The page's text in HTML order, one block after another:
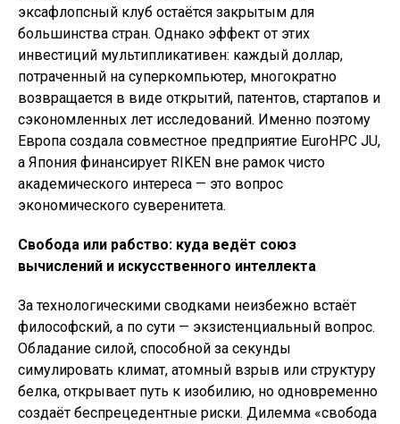
эксафлопсный клуб остаётся закрытым для
большинства стран. Однако эффект от этих
инвестиций мультипликативен: каждый доллар,
потраченный на суперкомпьютер, многократно
возвращается в виде открытий, патентов, стартапов и
сэкономленных лет исследований. Именно поэтому
Европа создала совместное предприятие EuroHPC JU,
а Япония финансирует RIKEN вне рамок чисто
академического интереса — это вопрос
экономического суверенитета.
Свобода или рабство: куда ведёт союз
вычислений и искусственного интеллекта
За технологическими сводками неизбежно встаёт
философский, а по сути — экзистенциальный вопрос.
Обладание силой, способной за секунды
симулировать климат, атомный взрыв или структуру
белка, открывает путь к изобилию, но одновременно
создаёт беспрецедентные риски. Дилемма «свобода